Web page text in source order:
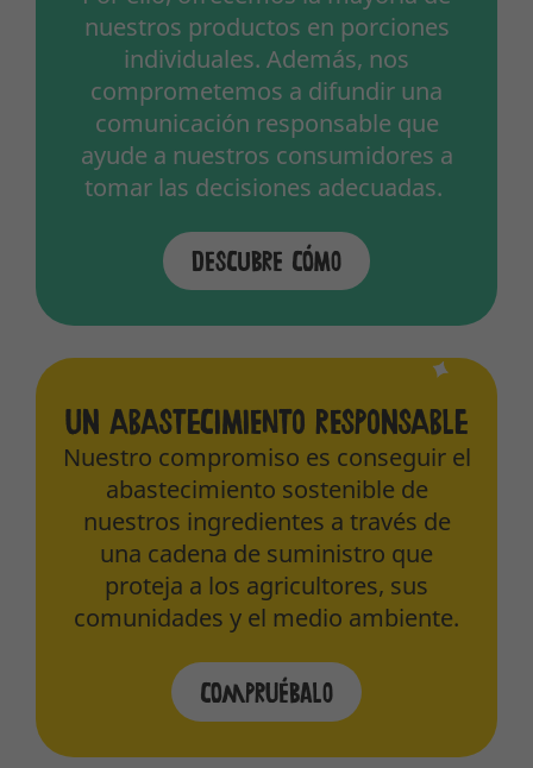
nuestros productos en porciones
individuales. Además, nos
comprometemos a difundir una
comunicación responsable que
ayude a nuestros consumidores a
tomar las decisiones adecuadas.
Descubre cómo
Un abastecimiento responsable
Nuestro compromiso es conseguir el
abastecimiento sostenible de
nuestros ingredientes a través de
una cadena de suministro que
proteja a los agricultores, sus
comunidades y el medio ambiente.
Compruébalo